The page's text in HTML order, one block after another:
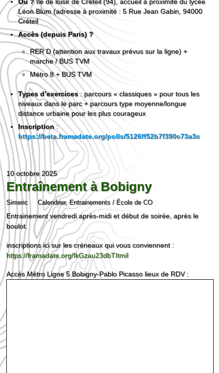
Léon Blum (adresse à proximité : 5 Rue Jean Gabin, 94000
Créteil
Accès (depuis Paris) ?
RER D (attention aux travaux prévus sur la ligne) +
marche / BUS TVM
Métro 8 + BUS TVM
Types d’exercices: parcours « classiques » pour tous les
niveaux dans le parc + parcours type moyenne/longue
distance urbaine pour les plus courageux
Inscription:
https://beta.framadate.org/polls/5126ff52b7f390c73a3c
10 octobre 2025
Entraînement à Bobigny
Simeric Calendrier,Entrainements / École de CO
Entrainement vendredi après-midi et début de soirée, après le
boulot.
inscriptions ici sur les créneaux qui vous conviennent :
https://framadate.org/IkGzau23dbTItmiI
Accès Métro Ligne 5 Bobigny-Pablo Picasso lieux de RDV :